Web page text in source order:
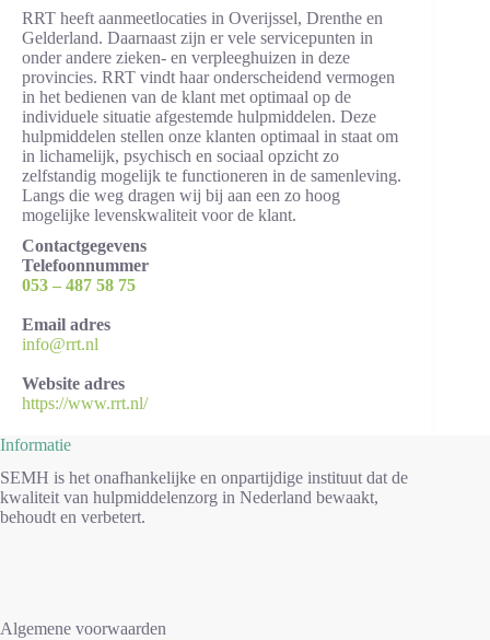
RRT heeft aanmeetlocaties in Overijssel, Drenthe en
Gelderland. Daarnaast zijn er vele servicepunten in
onder andere zieken- en verpleeghuizen in deze
provincies. RRT vindt haar onderscheidend vermogen
in het bedienen van de klant met optimaal op de
individuele situatie afgestemde hulpmiddelen. Deze
hulpmiddelen stellen onze klanten optimaal in staat om
in lichamelijk, psychisch en sociaal opzicht zo
zelfstandig mogelijk te functioneren in de samenleving.
Langs die weg dragen wij bij aan een zo hoog
mogelijke levenskwaliteit voor de klant.
Contactgegevens
Telefoonnummer
053 – 487 58 75
Email adres
info@rrt.nl
Website adres
https://www.rrt.nl/
Informatie
SEMH is het onafhankelijke en onpartijdige instituut dat de
kwaliteit van hulpmiddelenzorg in Nederland bewaakt,
behoudt en verbetert.
Algemene voorwaarden